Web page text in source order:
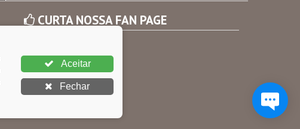
CURTA NOSSA FAN PAGE
Aceitar
Fechar